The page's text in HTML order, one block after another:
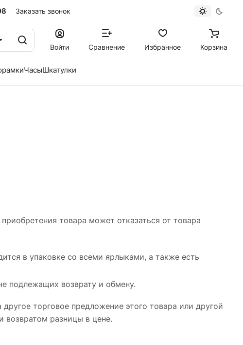
Заказать звонок
Войти
Сравнение Избранное Корзина
ЧасыШкатулки
товара может отказаться от товара
в упаковке со всеми ярлыками, а также есть
подлежащих возврату и обмену.
торговое предложение этого товара или другой
возвратом разницы в цене.